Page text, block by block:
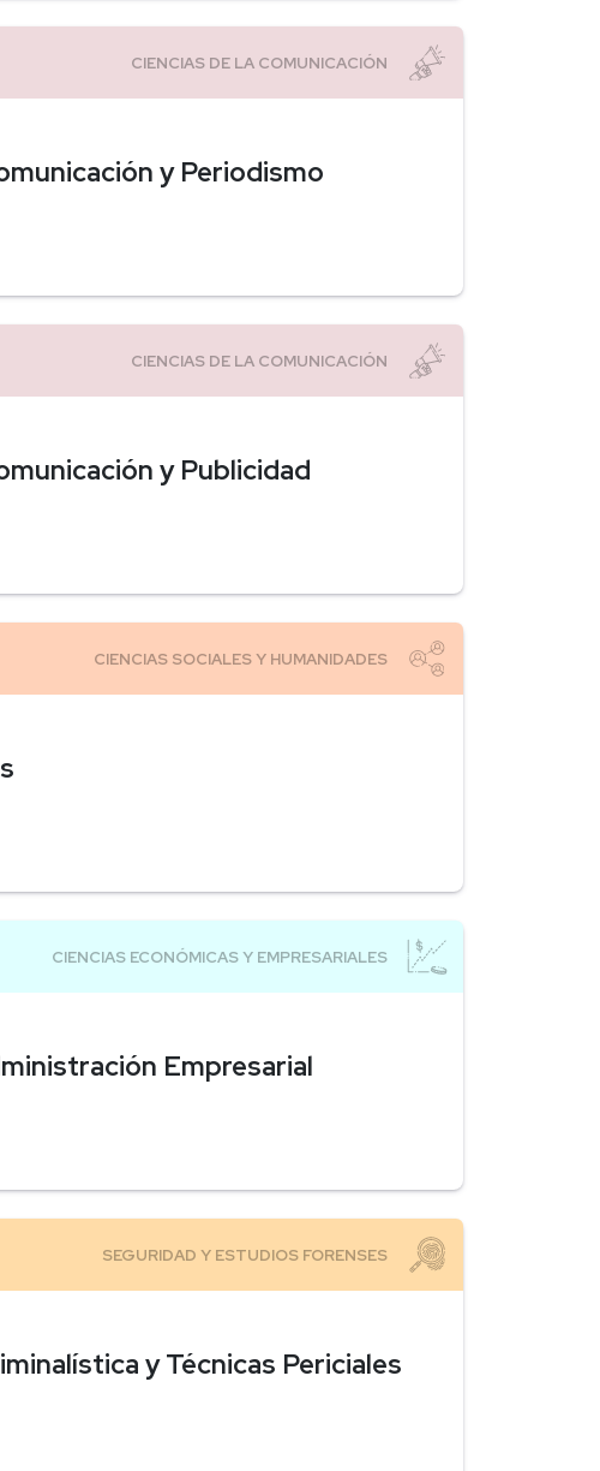
y Periodismo
y Publicidad
Empresarial
y Técnicas Periciales